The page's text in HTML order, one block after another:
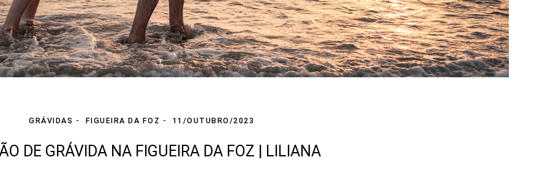
GRÁVIDAS FIGUEIRA DA FOZ 11/OUTUBRO/2023
DE GRÁVIDA NA FIGUEIRA DA FOZ | LILIANA